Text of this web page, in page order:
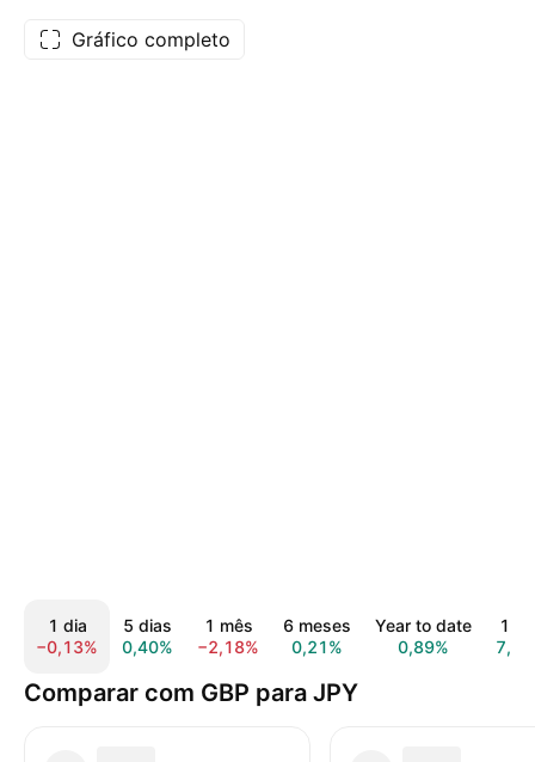
Gráfico completo
1 dia
−0,13%
5 dias
0,40%
1 mês
−2,18%
6 meses
0,21%
Year to date
0,89%
1
Comparar com GBP para JPY